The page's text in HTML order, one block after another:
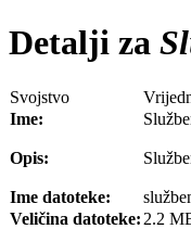
Detalji za
Svojstvo
Ime:
Opis:
Ime datoteke:
Veličina datoteke: 2.2